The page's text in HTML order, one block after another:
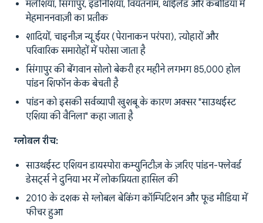
मलेशिया, सिंगापुर, इंडोनेशिया, वियतनाम, थाईलैंड और कंबोडिया में
मेहमाननवाज़ी का प्रतीक
शादियों, चाइनीज़ न्यू ईयर (पेरानाकन परंपरा), त्योहारों और
परिवारिक समारोहों में परोसा जाता है
सिंगापुर की बेंगवान सोलो बेकरी हर महीने लगभग 85,000 होल
पांडन शिफॉन केक बेचती है
पांडन को इसकी सर्वव्यापी खुशबू के कारण अक्सर "साउथईस्ट
एशिया की वैनिला" कहा जाता है
ग्लोबल रीच:
साउथईस्ट एशियन डायस्पोरा कम्युनिटीज़ के ज़रिए पांडन-फ्लेवर्ड
डेसर्ट्स ने दुनिया भर में लोकप्रियता हासिल की
2010 के दशक से ग्लोबल बेकिंग कॉम्पिटिशन और फूड मीडिया में
फीचर हुआ